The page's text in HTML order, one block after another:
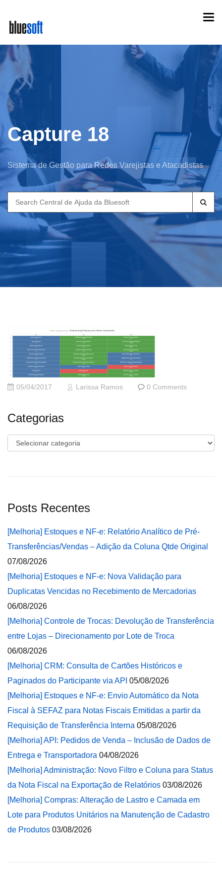
main
content
Capture 18
Sistema de Gestão para Redes Varejistas e Atacadistas
Search
for:
05/04/2017 Larissa Ramos 0 Comments
Categorias
Categorias
Posts Recentes
[Melhoria] Estoques e NF-e: Relatório Analítico de Pré-
Transferências/Vendas – Adição da Coluna Qtde Original
07/08/2026
[Melhoria] Estoques e NF-e: Nova Validação para
Duplicatas Vencidas no Recebimento de Mercadorias
06/08/2026
[Melhoria] Controle de Trocas: Devolução de Transferência
entre Lojas – Direcionamento por Lote de Troca
06/08/2026
[Melhoria] CRM: Consulta de Cartões Históricos e
Paginados do Participante via API 05/08/2026
[Melhoria] Estoques e NF-e: Envio Automático da Nota
Fiscal à SEFAZ para Notas Fiscais Emitidas a partir da
Requisição de Transferência Interna 05/08/2026
[Melhoria] API: Pedidos de Venda – Inclusão de Dados de
Entrega e Transportadora 04/08/2026
[Melhoria] Administração: Novo Filtro e Coluna para Status
da Nota Fiscal na Exportação de Relatórios 03/08/2026
[Melhoria] Compras: Alteração de Lastro e Camada em
Lote para Produtos Unitários na Manutenção de Cadastro
de Produtos 03/08/2026